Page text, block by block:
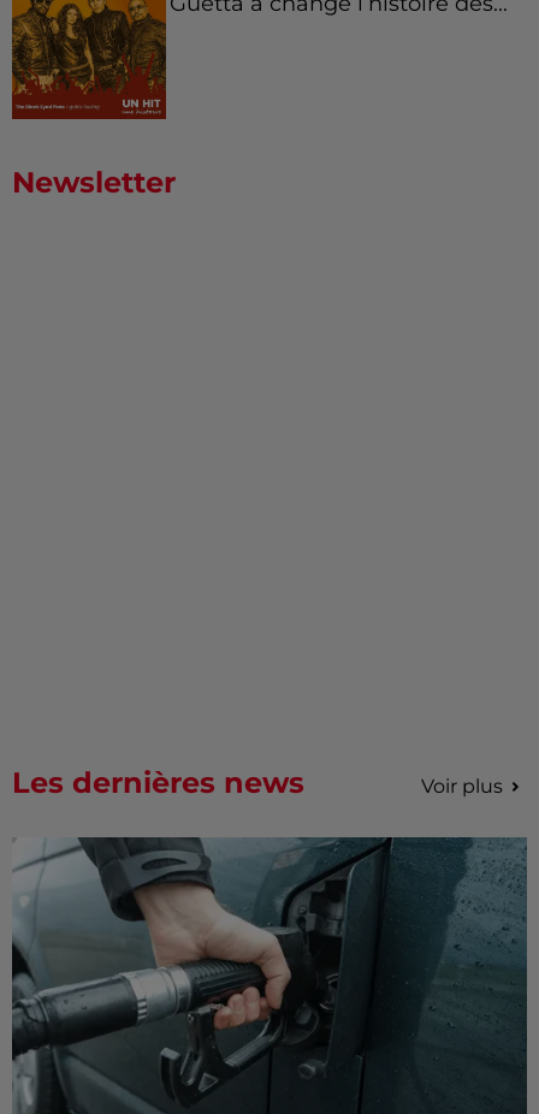
Newsletter
Les dernières news Voir plus